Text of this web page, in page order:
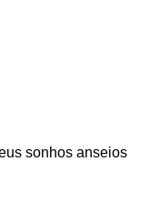
sonhos anseios